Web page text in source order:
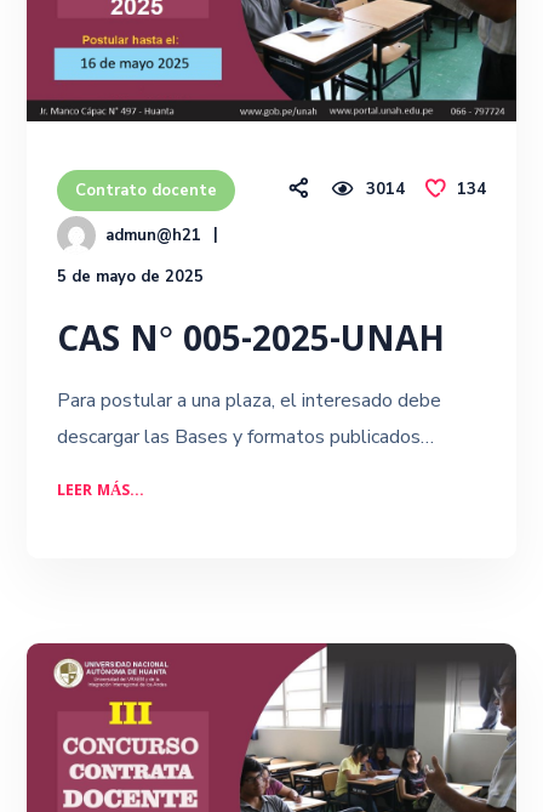
Contrato docente
admun@h21
5 de mayo de 2025
3014 134
CAS N° 005-2025-UNAH
Para postular a una plaza, el interesado debe
descargar las Bases y formatos publicados…
LEER MÁS...